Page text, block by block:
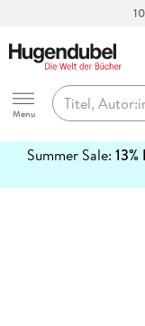
Hugendubel
Menu
Summer Sale:
erfahren